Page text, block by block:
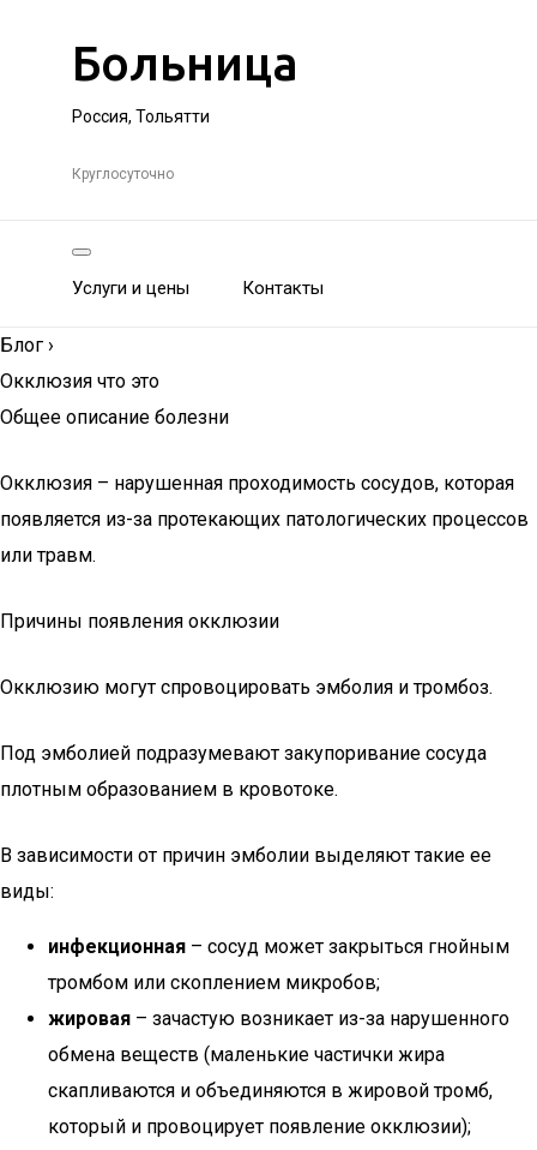
Больница
Россия, Тольятти
Круглосуточно
Услуги и цены Контакты
Блог ›
Окклюзия что это
Общее описание болезни
Окклюзия – нарушенная проходимость сосудов, которая
появляется из-за протекающих патологических процессов
или травм.
Причины появления окклюзии
Окклюзию могут спровоцировать эмболия и тромбоз.
Под эмболией подразумевают закупоривание сосуда
плотным образованием в кровотоке.
В зависимости от причин эмболии выделяют такие ее
виды:
инфекционная – сосуд может закрыться гнойным
тромбом или скоплением микробов;
жировая – зачастую возникает из-за нарушенного
обмена веществ (маленькие частички жира
скапливаются и объединяются в жировой тромб,
который и провоцирует появление окклюзии);